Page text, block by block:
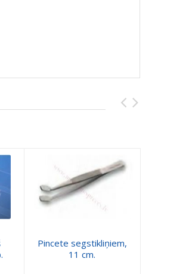
Pincete segstikliņiem,
11 cm.